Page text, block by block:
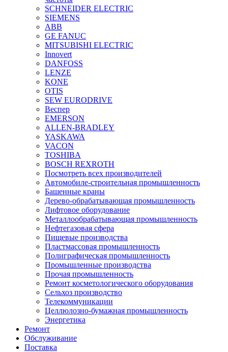
SCHNEIDER ELECTRIC
SIEMENS
ABB
GE FANUC
MITSUBISHI ELECTRIC
Innovert
DANFOSS
LENZE
KONE
OTIS
SEW EURODRIVE
Веспер
EMERSON
ALLEN-BRADLEY
YASKAWA
VACON
TOSHIBA
BOSCH REXROTH
Посмотреть всех производителей
Автомобиле-строительная промышленность
Башенные краны
Дерево-обрабатывающая промышленность
Лифтовое оборудование
Металлообрабатывающая промышленность
Нефтегазовая сфера
Пищевые производства
Пластмассовая промышленность
Полиграфическая промышленность
Промышленные производства
Прочая промышленность
Ремонт косметологического оборудования
Сельхоз производство
Телекоммуникации
Целлюлозно-бумажная промышленность
Энергетика
Ремонт
Обслуживание
Поставка